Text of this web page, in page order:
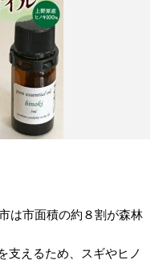
は市面積の約８割が森林
支えるため、スギやヒノ